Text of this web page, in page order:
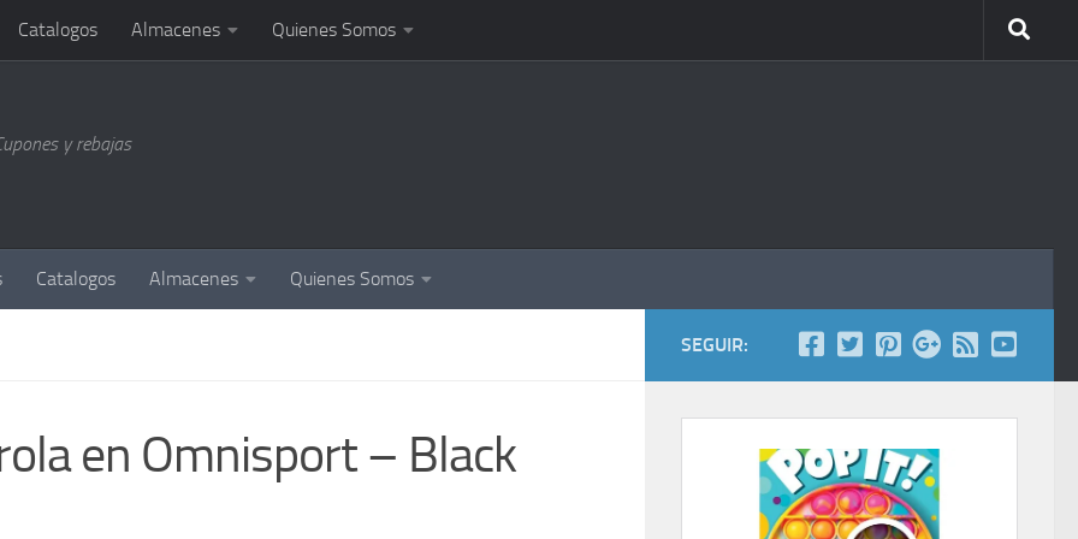
Catalogos Almacenes Quienes Somos
y rebajas
Catalogos Almacenes Quienes Somos
en Omnisport – Black
SEGUIR: